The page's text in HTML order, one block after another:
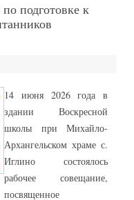
подготовке к
14 июня 2026 года в
здании Воскресной
школы при Михайло-
Архангельском храме с.
Иглино состоялось
рабочее совещание,
посвященное